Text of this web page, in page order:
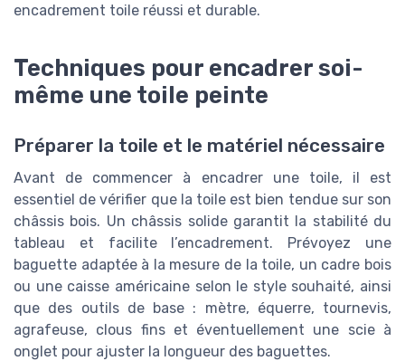
encadrement toile réussi et durable.
Techniques pour encadrer soi-
même une toile peinte
Préparer la toile et le matériel nécessaire
Avant de commencer à encadrer une toile, il est
essentiel de vérifier que la toile est bien tendue sur son
châssis bois. Un châssis solide garantit la stabilité du
tableau et facilite l’encadrement. Prévoyez une
baguette adaptée à la mesure de la toile, un cadre bois
ou une caisse américaine selon le style souhaité, ainsi
que des outils de base : mètre, équerre, tournevis,
agrafeuse, clous fins et éventuellement une scie à
onglet pour ajuster la longueur des baguettes.